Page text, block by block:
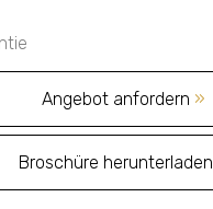
Angebot anfordern »
Broschüre herunterladen